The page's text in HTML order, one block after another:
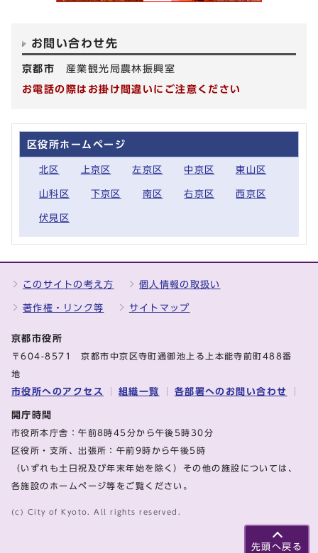
お問い合わせ先
京都市 産業観光局農林振興室
お電話の際はお掛け間違いにご注意ください
区役所ホームページ
北区 上京区 左京区 中京区 東山区
山科区 下京区 南区 右京区 西京区
伏見区
先頭へ戻る
このサイトの考え方 個人情報の取扱い
著作権・リンク等 サイトマップ
京都市役所
〒604-8571 京都市中京区寺町通御池上る上本能寺前町488番
地
市役所へのアクセス 組織一覧 各部署へのお問い合わせ
開庁時間
市役所本庁舎：午前8時45分から午後5時30分
区役所・支所、出張所：午前9時から午後5時
（いずれも土日祝及び年末年始を除く）その他の施設については、
各施設のホームページ等をご覧ください。
(c) City of Kyoto. All rights reserved.